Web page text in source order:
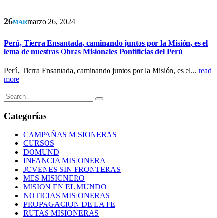
26MARmarzo 26, 2024
Perú, Tierra Ensantada, caminando juntos por la Misión, es el
lema de nuestras Obras Misionales Pontificias del Perú
Perú, Tierra Ensantada, caminando juntos por la Misión, es el... read
more
Categorías
CAMPAÑAS MISIONERAS
CURSOS
DOMUND
INFANCIA MISIONERA
JOVENES SIN FRONTERAS
MES MISIONERO
MISION EN EL MUNDO
NOTICIAS MISIONERAS
PROPAGACION DE LA FE
RUTAS MISIONERAS